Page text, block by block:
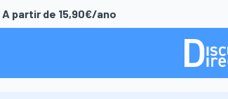
A partir de 15,90€/ano